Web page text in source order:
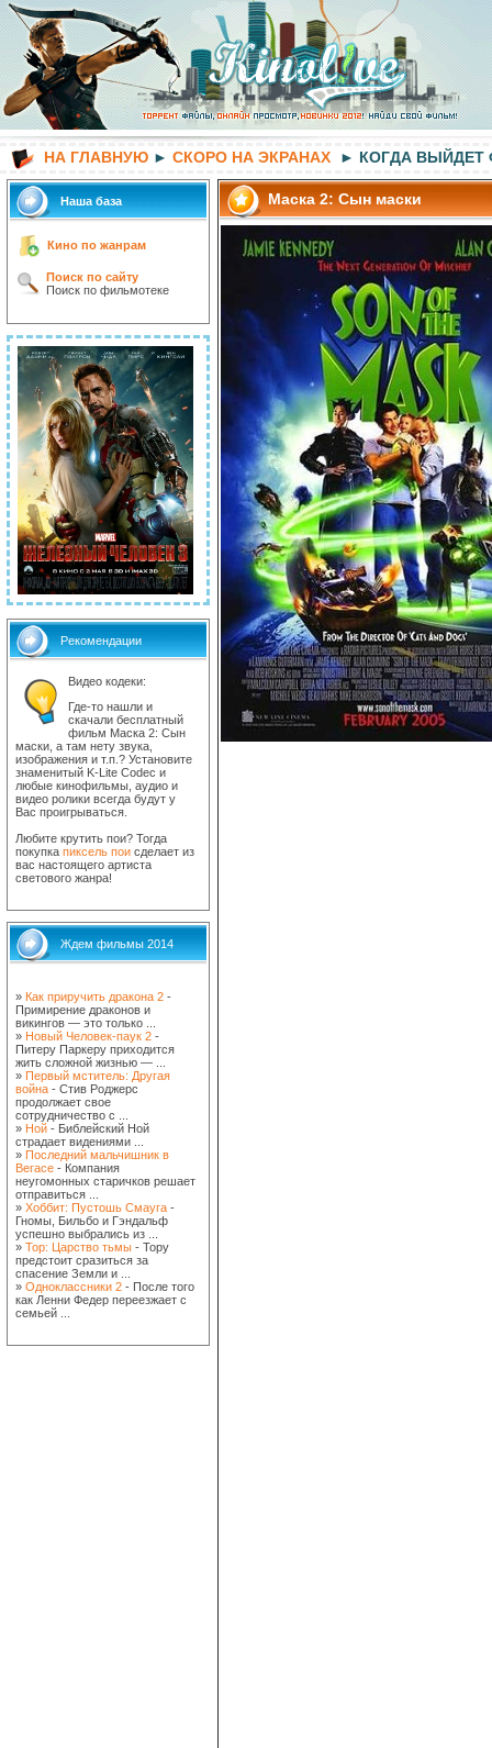
НА ГЛАВНУЮ ► СКОРО НА ЭКРАНАХ ► КОГДА ВЫЙДЕТ
Наша база
Кино по жанрам
Поиск по сайту
Поиск по фильмотеке
Рекомендации
Видео кодеки:
Где-то нашли и
скачали бесплатный
фильм Маска 2: Сын
маски, а там нету звука,
изображения и т.п.? Установите
знаменитый K-Lite Codec и
любые кинофильмы, аудио и
видео ролики всегда будут у
Вас проигрываться.
Любите крутить пои? Тогда
покупка пиксель пои сделает из
вас настоящего артиста
светового жанра!
Ждем фильмы 2014
» Как приручить дракона 2 -
Примирение драконов и
викингов — это только ...
» Новый Человек-паук 2 -
Питеру Паркеру приходится
жить сложной жизнью — ...
» Первый мститель: Другая
война - Стив Роджерс
продолжает свое
сотрудничество с ...
» Ной - Библейский Ной
страдает видениями ...
» Последний мальчишник в
Вегасе - Компания
неугомонных старичков решает
отправиться ...
» Хоббит: Пустошь Смауга -
Гномы, Бильбо и Гэндальф
успешно выбрались из ...
» Тор: Царство тьмы - Тору
предстоит сразиться за
спасение Земли и ...
» Одноклассники 2 - После того
как Ленни Федер переезжает с
семьей ...
Маска 2: Сын маски